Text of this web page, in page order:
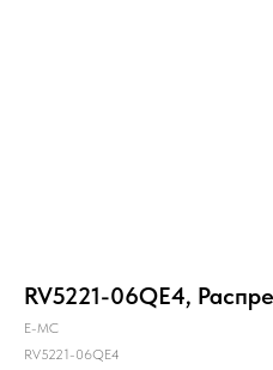
RV5221-06QE4,
E-MC
RV5221-06QE4